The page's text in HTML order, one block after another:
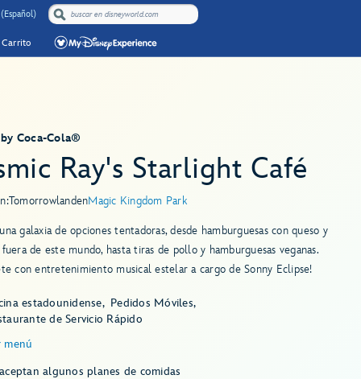
Carrito
Ray's Starlight Café
Coca-Cola®
TomorrowlandenMagic Kingdom Park
galaxia de opciones tentadoras, desde hamburguesas con queso y
de este mundo, hasta tiras de pollo y hamburguesas veganas.
con entretenimiento musical estelar a cargo de Sonny Eclipse!
menú
estadounidense
Pedidos Móviles
de Servicio Rápido
algunos planes de comidas